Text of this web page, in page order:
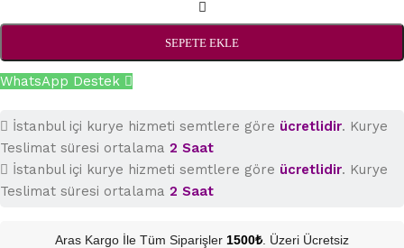
SEPETE EKLE
WhatsApp Destek
İstanbul içi kurye hizmeti semtlere göre ücretlidir. Kurye
Teslimat süresi ortalama 2 Saat
İstanbul içi kurye hizmeti semtlere göre ücretlidir. Kurye
Teslimat süresi ortalama 2 Saat
Aras Kargo İle Tüm Siparişler 1500₺ . Üzeri Ücretsiz